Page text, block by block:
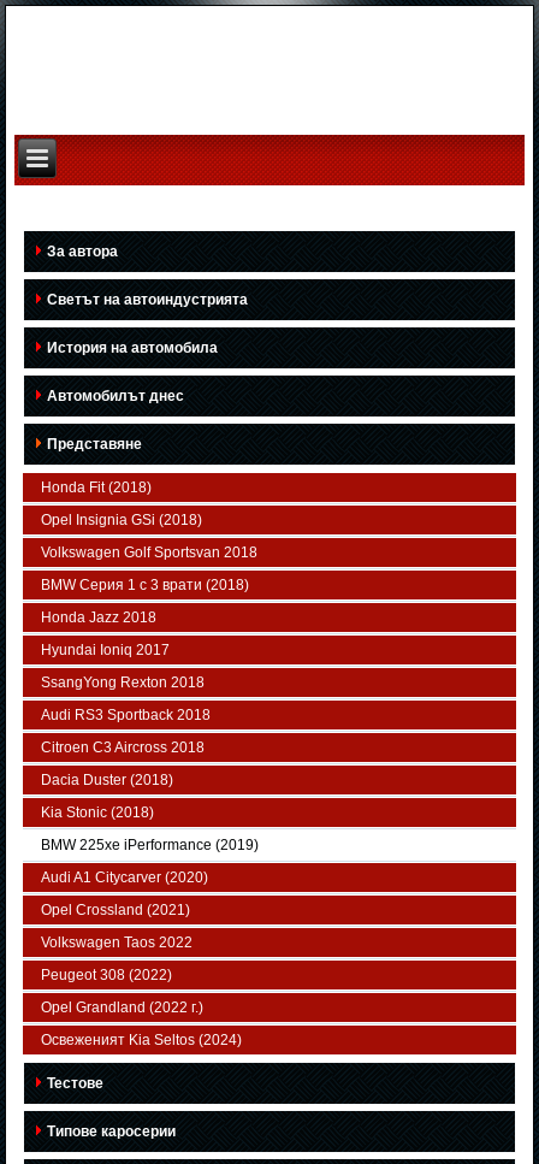
За автора
Светът на автоиндустрията
История на автомобила
Автомобилът днес
Представяне
Honda Fit (2018)
Opel Insignia GSi (2018)
Volkswagen Golf Sportsvan 2018
BMW Серия 1 с 3 врати (2018)
Honda Jazz 2018
Hyundai Ioniq 2017
SsangYong Rexton 2018
Audi RS3 Sportback 2018
Citroen C3 Aircross 2018
Dacia Duster (2018)
Kia Stonic (2018)
BMW 225xe iPerformance (2019)
Audi A1 Citycarver (2020)
Opel Crossland (2021)
Volkswagen Taos 2022
Peugeot 308 (2022)
Opel Grandland (2022 г.)
Освеженият Kia Seltos (2024)
Тестове
Типове каросерии